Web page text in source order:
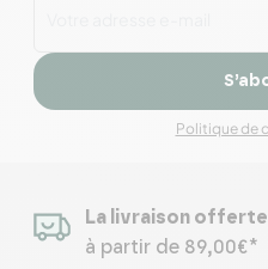
Politique de
La livraison offerte
à partir de 89,00€*